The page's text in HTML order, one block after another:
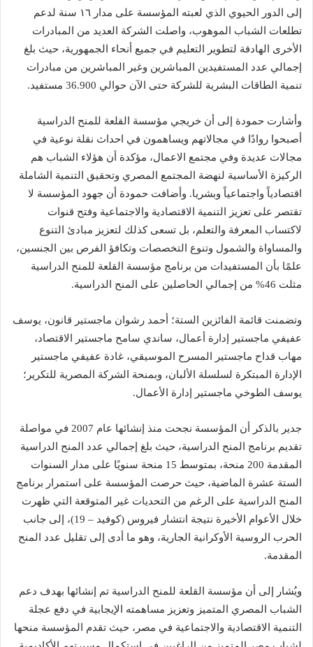
إلى الدور الحيوي الذي لعبته المؤسسة على مدار ١٦ سنة لدعم
تطلعات الشباب الموهوب، واصلت الشركة العديد من المبادرات
الأخرى الهادفة لتطوير التعليم في جميع أنحاء الجمهورية، حيث بلغ
إجمالي عدد المستفيدين المباشرين وغير المباشرين من مبادرات
تنمية الطاقات البشرية للشركة حتى الآن حوالي 36.900 مستفيد.
وأشارت حمودة إلى أن خريجي مؤسسة القلعة للمنح الدراسية
أصبحوا روادًا في مجالاتهم ويساهمون في احداث نقلة نوعية في
مجالات عديدة وفي مجتمع الاعمال، مؤكدة أن هؤلاء الشباب هم
الركيزة الأساسية لنهضة المجتمع المصري وتحقيق التنمية الشاملة
اقتصادياً واجتماعياً وبشريا. وأضافت حمودة أن جهود المؤسسة لا
تقتصر على تعزيز التنمية الاقتصادية والاجتماعية وفتح قنوات
لاكتساب المعرفة والتعلم، بل تسعى كذلك لتعزيز مبادئ التنوع
والمساواة والشمول وتنوع التخصصات وتكافؤ الفرص بين الجنسين،
علمًا بأن المستفيدات من برنامج مؤسسة القلعة للمنح الدراسية
مثلت 46% من إجمالي الحاصلين على المنح الدراسية.
وتضمنت قائمة الفائزين الستة؛ أحمد رشوان ماجستير قانون، يوسف
عفيفي ماجستير إدارة أعمال، ساندي سامح ماجستير الاقتصاد،
مهاب قداح ماجستير المسرح الموسيقي، غادة عفيفي ماجستير
الإدارة المبتكرة لسلسلة الألبان، وبمنحة الشركة المصرية للتكرير؛
يوسف الطوخي ماجستير إدارة الأعمال.
جدير بالذكر أن المؤسسة نجحت منذ إنشائها عام 2007 في مواصلة
تقديم برنامج المنح الدراسية، حيث بلغ إجمالي عدد المنح الدراسية
المقدمة 200 منحة، بمتوسط 15 منحة سنويًا على مدار السنوات
الستة عشرة الماضية، حيث حرصت المؤسسة على استمرار برنامج
المنح الدراسية على الرغم من التحديات غير المتوقعة التي ظهرت
خلال الأعوام الأخيرة نتيجة انتشار فيروس (كوفيد – 19)، إلى جانب
الحرب الروسية الأوكرانية الجارية، وهو ما أدى إلى تقليل عدد المنح
المقدمة.
ويُشار إلى أن مؤسسة القلعة للمنح الدراسية تم إنشائها بهدف دعم
الشباب المصري المتميز وتعزيز مساهمته الإيجابية في دفع عجلة
التنمية الاقتصادية والاجتماعية في مصر، حيث تقدم المؤسسة منحها